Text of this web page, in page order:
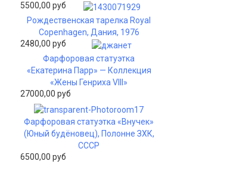
5500,00 руб
Рождественская тарелка Royal
Copenhagen, Дания, 1976
2480,00 руб
Фарфоровая статуэтка
«Екатерина Парр» — Коллекция
«Жены Генриха VIII»
27000,00 руб
Фарфоровая статуэтка «Внучек»
(Юный будёновец), Полонне ЗХК,
СССР
6500,00 руб